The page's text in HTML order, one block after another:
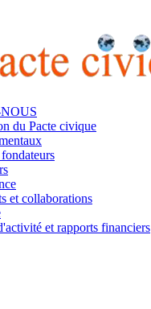
du Pacte civique
et collaborations
et rapports financiers